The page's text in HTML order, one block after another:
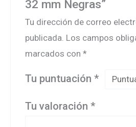
32 mm Negras”
Tu dirección de correo
publicada. Los campos
marcados con*
Tu puntuación*
Tu valoración*